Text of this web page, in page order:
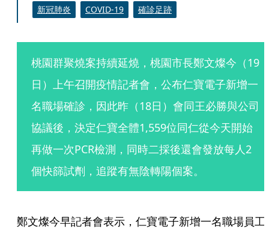
新冠肺炎
COVID-19 確診足跡
桃園群聚燒案持續延燒，桃園市長鄭文燦今（19
日）上午召開疫情記者會，公布仁寶電子新增一
名職場確診，因此昨（18日）會同王必勝與公司
協議後，決定仁寶全體1,559位同仁從今天開始
再做一次PCR檢測，同時二採後還會發放每人2
個快篩試劑，追蹤有無陰轉陽個案。
鄭文燦今早記者會表示，仁寶電子新增一名職場員工